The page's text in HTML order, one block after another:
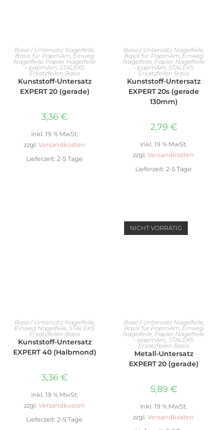
IN DEN WARENKORB
Base / Untersatz Nagelfeile,
Basis für PapmAm, Einweg
Nagelfeile, Papier Nagelfeile
– papmAm, STALEKS
Ersatzfeilen Basis
Kunststoff-Untersatz
EXPERT 20 (gerade)
3,36 €
inkl. 19 % MwSt.
zzgl. Versandkosten
Lieferzeit: 2-5 Tage
IN DEN WARENKORB
Base / Untersatz Nagelfeile,
Basis für PapmAm, Einweg
Nagelfeile, Papier Nagelfeile
– papmAm, STALEKS
Ersatzfeilen Basis
Kunststoff-Untersatz
EXPERT 20s (gerade
130mm)
2,79 €
inkl. 19 % MwSt.
zzgl. Versandkosten
Lieferzeit: 2-5 Tage
IN DEN WARENKORB
Base / Untersatz Nagelfeile,
Einweg Nagelfeile, STALEKS
Ersatzfeilen Basis
Kunststoff-Untersatz
EXPERT 40 (Halbmond)
3,36 €
inkl. 19 % MwSt.
zzgl. Versandkosten
Lieferzeit: 2-5 Tage
NICHT VORRÄTIG
WEITERLESEN
Base / Untersatz Nagelfeile,
Basis für PapmAm, Einweg
Nagelfeile, Papier Nagelfeile
– papmAm, STALEKS
Ersatzfeilen Basis
Metall-Untersatz
EXPERT 20 (gerade)
5,89 €
inkl. 19 % MwSt.
zzgl. Versandkosten